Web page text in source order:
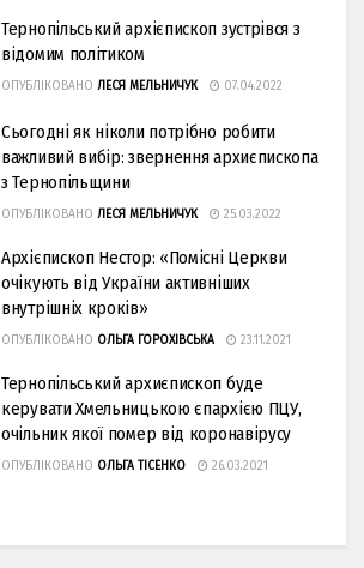
Тернопільський архієпископ зустрівся з
відомим політиком
ОПУБЛІКОВАНО ЛЕСЯ МЕЛЬНИЧУК 07.04.2022
Сьогодні як ніколи потрібно робити
важливий вибір: звернення архиєпископа
з Тернопільщини
ОПУБЛІКОВАНО ЛЕСЯ МЕЛЬНИЧУК 25.03.2022
Архієпископ Нестор: «Помісні Церкви
очікують від України активніших
внутрішніх кроків»
ОПУБЛІКОВАНО ОЛЬГА ГОРОХІВСЬКА 23.11.2021
Тернопільський архиєпископ буде
керувати Хмельницькою єпархією ПЦУ,
очільник якої помер від коронавірусу
ОПУБЛІКОВАНО ОЛЬГА ТІСЕНКО 26.03.2021